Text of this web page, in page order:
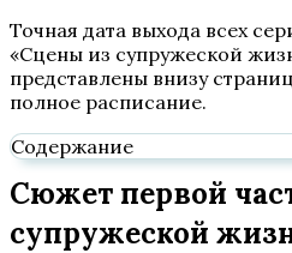
Точная дата выхода всех
«Сцены из супружеской
представлены внизу
полное расписание.
Содержание
Сюжет первой
супружеской